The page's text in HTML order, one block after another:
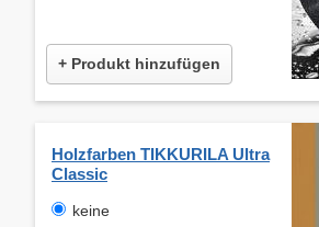
+ Produkt hinzufügen
Holzfarben TIKKURILA Ultra
Classic
keine